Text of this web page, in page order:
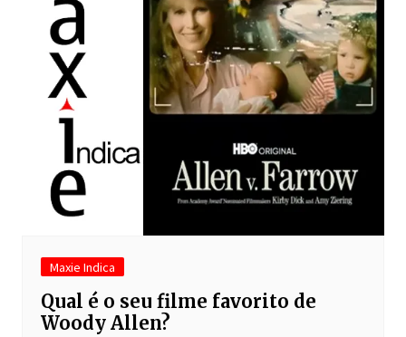
Maxie Indica
Qual é o seu filme favorito de
Woody Allen?